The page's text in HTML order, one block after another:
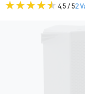
4,5 / 52